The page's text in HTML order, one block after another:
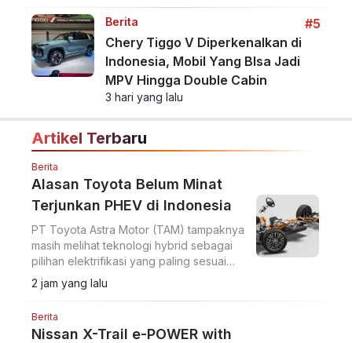
Berita
#5
Chery Tiggo V Diperkenalkan di
Indonesia, Mobil Yang BIsa Jadi
MPV Hingga Double Cabin
3 hari yang lalu
Artikel Terbaru
Berita
Alasan Toyota Belum Minat
Terjunkan PHEV di Indonesia
PT Toyota Astra Motor (TAM) tampaknya
masih melihat teknologi hybrid sebagai
pilihan elektrifikasi yang paling sesuai
untuk pasar Indonesia.
2 jam yang lalu
Berita
Nissan X-Trail e-POWER with